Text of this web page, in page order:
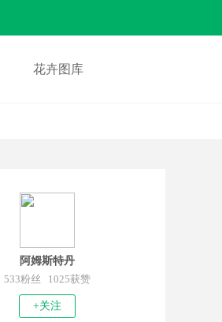
花卉图库
阿姆斯特丹
533粉丝 1025获赞
+关注